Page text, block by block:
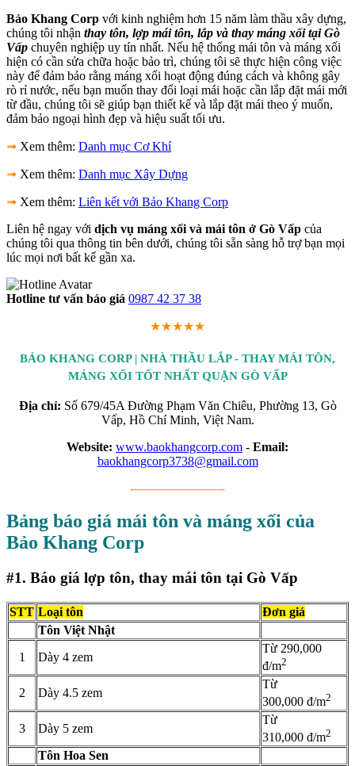
Bảo Khang Corp với kinh nghiệm hơn 15 năm làm thầu xây dựng,
chúng tôi nhận thay tôn, lợp mái tôn, lắp và thay máng xối tại Gò
Vấp chuyên nghiệp uy tín nhất. Nếu hệ thống mái tôn và máng xối
hiện có cần sửa chữa hoặc bảo trì, chúng tôi sẽ thực hiện công việc
này để đảm bảo rằng máng xối hoạt động đúng cách và không gây
rò rỉ nước, nếu bạn muốn thay đổi loại mái hoặc cần lắp đặt mái mới
từ đầu, chúng tôi sẽ giúp bạn thiết kế và lắp đặt mái theo ý muốn,
đảm bảo ngoại hình đẹp và hiệu suất tối ưu.
➟ Xem thêm: Danh mục Cơ Khí
➟ Xem thêm: Danh mục Xây Dựng
➟ Xem thêm: Liên kết với Bảo Khang Corp
Liên hệ ngay với dịch vụ máng xối và mái tôn ở Gò Vấp của
chúng tôi qua thông tin bên dưới, chúng tôi sẵn sàng hỗ trợ bạn mọi
lúc mọi nơi bất kể gần xa.
Hotline tư vấn báo giá 0987 42 37 38
★★★★★
BẢO KHANG CORP | NHÀ THẦU LẮP - THAY MÁI TÔN,
MÁNG XỐI TỐT NHẤT QUẬN GÒ VẤP
Địa chỉ: Số 679/45A Đường Phạm Văn Chiêu, Phường 13, Gò
Vấp, Hồ Chí Minh, Việt Nam.
Website: www.baokhangcorp.com - Email:
baokhangcorp3738@gmail.com
------------------------
Bảng báo giá mái tôn và máng xối của
Bảo Khang Corp
#1. Báo giá lợp tôn, thay mái tôn tại Gò Vấp
STT Loại tôn
Đơn giá
Tôn Việt Nhật
1
Dày 4 zem
Từ 290,000
đ/m2
2 Dày 4.5 zem
Từ
300,000 đ/m2
3 Dày 5 zem
Từ
310,000 đ/m2
Tôn Hoa Sen